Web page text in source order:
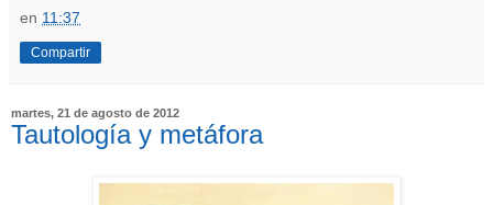
en 11:37
Compartir
martes, 21 de agosto de 2012
Tautología y metáfora